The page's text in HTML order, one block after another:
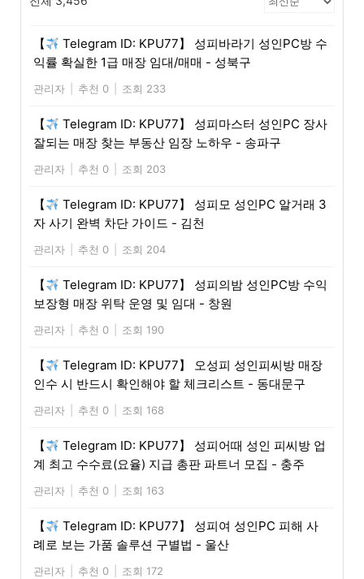
【
Telegram ID: KPU77】 성피바라기 성인PC방 수
익률 확실한 1급 매장 임대/매매 - 성북구
관리자 추천 0 조회 233
【
Telegram ID: KPU77】 성피마스터 성인PC 장사
잘되는 매장 찾는 부동산 임장 노하우 - 송파구
관리자 추천 0 조회 203
【
Telegram ID: KPU77】 성피모 성인PC 알거래 3
자 사기 완벽 차단 가이드 - 김천
관리자 추천 0 조회 204
【
Telegram ID: KPU77】 성피의밤 성인PC방 수익
보장형 매장 위탁 운영 및 임대 - 창원
관리자 추천 0 조회 190
【
Telegram ID: KPU77】 오성피 성인피씨방 매장
인수 시 반드시 확인해야 할 체크리스트 - 동대문구
관리자 추천 0 조회 168
【
Telegram ID: KPU77】 성피어때 성인 피씨방 업
계 최고 수수료(요율) 지급 총판 파트너 모집 - 충주
관리자 추천 0 조회 163
【
Telegram ID: KPU77】 성피여 성인PC 피해 사
례로 보는 가품 솔루션 구별법 - 울산
관리자 추천 0 조회 172